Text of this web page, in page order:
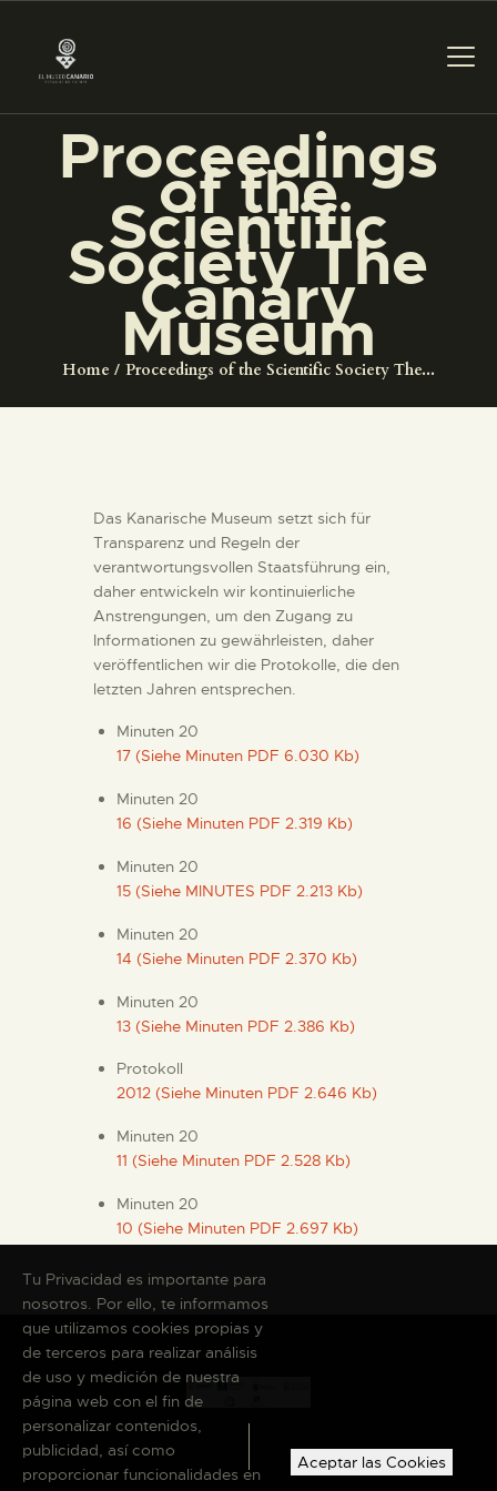
Proceedings
of the
Scientific
Society The
Canary
Museum
Home Proceedings of the Scientific Society The...
DAS MUSEUM
DIENSTLEISTUNGEN
DIGITALE RESSOURCEN
DEUTSCH
DIENSTLEISTUNGEN
DIGITALE RESSOURCEN
DEUTSCH
Das Kanarische Museum setzt sich für
Transparenz und Regeln der
verantwortungsvollen Staatsführung ein,
daher entwickeln wir kontinuierliche
Anstrengungen, um den Zugang zu
Informationen zu gewährleisten, daher
veröffentlichen wir die Protokolle, die den
letzten Jahren entsprechen.
Minuten 20
17 (Siehe Minuten PDF 6.030 Kb)
Minuten 20
16 (Siehe Minuten PDF 2.319 Kb)
Minuten 20
15 (Siehe MINUTES PDF 2.213 Kb)
Minuten 20
14 (Siehe Minuten PDF 2.370 Kb)
Minuten 20
13 (Siehe Minuten PDF 2.386 Kb)
Protokoll
2012 (Siehe Minuten PDF 2.646 Kb)
Minuten 20
11 (Siehe Minuten PDF 2.528 Kb)
Minuten 20
10 (Siehe Minuten PDF 2.697 Kb)
Tu Privacidad es importante para
nosotros. Por ello, te informamos
que utilizamos cookies propias y
de terceros para realizar análisis
de uso y medición de nuestra
página web con el fin de
personalizar contenidos,
publicidad, así como
proporcionar funcionalidades en
Aceptar las Cookies